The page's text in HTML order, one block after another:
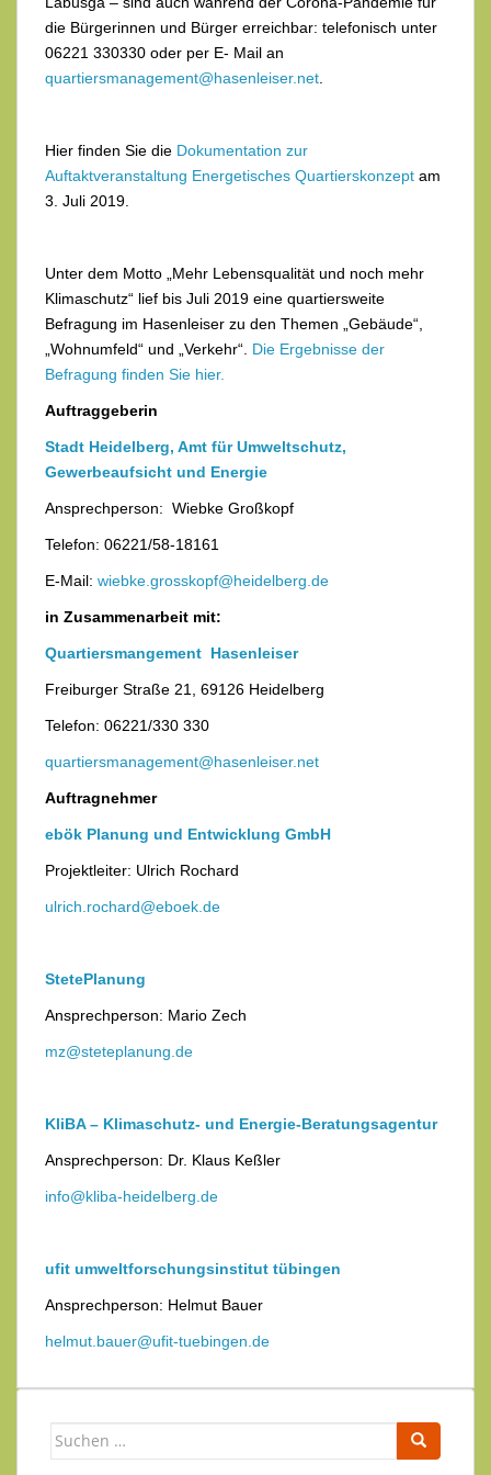
die Bürgerinnen und Bürger erreichbar: telefonisch unter
06221 330330 oder per E- Mail an
quartiersmanagement@hasenleiser.net
Hier finden Sie die Dokumentation zur
Auftaktveranstaltung Energetisches Quartierskonzept am
3. Juli 2019.
Unter dem Motto „Mehr Lebensqualität und noch mehr
Klimaschutz“ lief bis Juli 2019 eine quartiersweite
Befragung im Hasenleiser zu den Themen „Gebäude“,
„Wohnumfeld“ und „Verkehr“. Die Ergebnisse der
Befragung finden Sie hier.
Auftraggeberin
Stadt Heidelberg, Amt für Umweltschutz,
Gewerbeaufsicht und Energie
Ansprechperson: Wiebke Großkopf
Telefon: 06221/58-18161
E-Mail: wiebke.grosskopf@heidelberg.de
in Zusammenarbeit mit:
Quartiersmangement Hasenleiser
Freiburger Straße 21, 69126 Heidelberg
Telefon: 06221/330 330
quartiersmanagement@hasenleiser.net
Auftragnehmer
ebök Planung und Entwicklung GmbH
Projektleiter: Ulrich Rochard
ulrich.rochard@eboek.de
StetePlanung
Ansprechperson: Mario Zech
mz@steteplanung.de
KliBA – Klimaschutz- und Energie-Beratungsagentur
Ansprechperson: Dr. Klaus Keßler
info@kliba-heidelberg.de
ufit umweltforschungsinstitut tübingen
Ansprechperson: Helmut Bauer
helmut.bauer@ufit-tuebingen.de
Suchen